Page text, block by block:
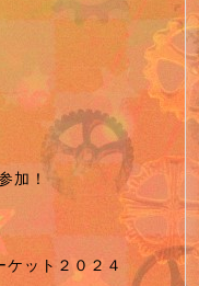
加！
ット２０２４